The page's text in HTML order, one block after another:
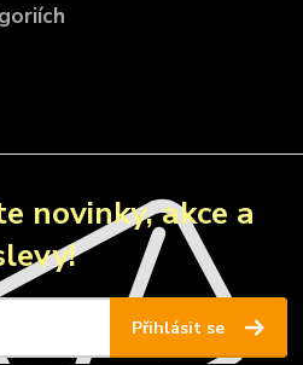
novinky, akce a
Přihlásit se